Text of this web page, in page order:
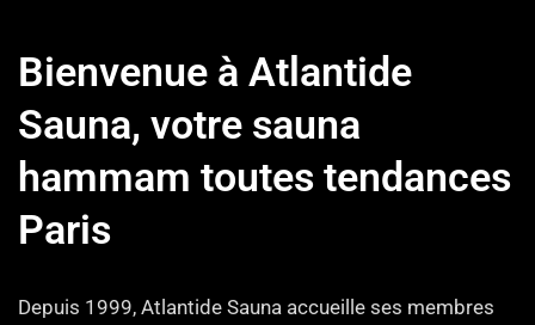
Bienvenue à Atlantide
Sauna, votre sauna
hammam toutes tendances
Paris
Depuis 1999, Atlantide Sauna accueille ses membres